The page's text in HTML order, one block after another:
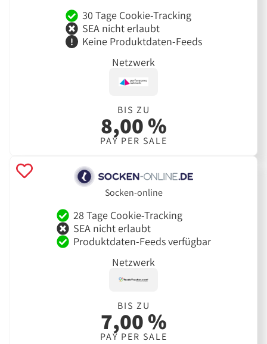
30 Tage Cookie-Tracking
SEA nicht erlaubt
Keine Produktdaten-Feeds
Netzwerk
BIS ZU
8,00 %
PAY PER SALE
Socken-online
28 Tage Cookie-Tracking
SEA nicht erlaubt
Produktdaten-Feeds verfügbar
Netzwerk
BIS ZU
7,00 %
PAY PER SALE